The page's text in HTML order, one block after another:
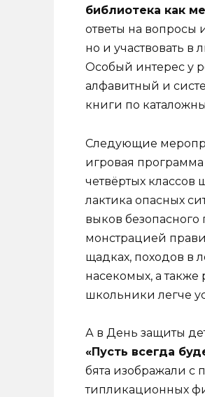
библиотека как
ответы на вопросы
но и участвовать в
Особый интерес у
алфавитный и
книги по
Следующие
игровая программа
четвёртых
лактика опасных
выков
монстрацией
щадках, походов в
насекомых, а также
школьники легче
А в День защиты
«Пусть всегда
бята изображали
типликационных